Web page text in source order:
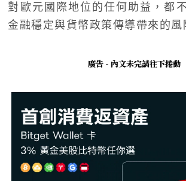
對歐元國際地位的任何助益，都
金融穩定與貨幣政策傳導帶來的風
廣告 - 內文未完請往下捲動